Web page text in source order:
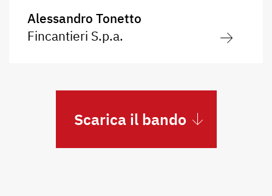
Alessandro Tonetto
Fincantieri S.p.a.
Scarica il bando